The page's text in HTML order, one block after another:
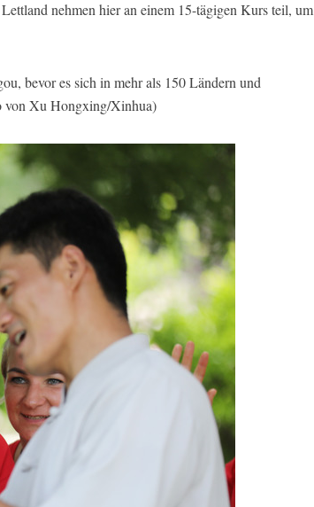
nehmen hier an einem 15-tägigen Kurs teil, um
bevor es sich in mehr als 150 Ländern und
von Xu Hongxing/Xinhua)